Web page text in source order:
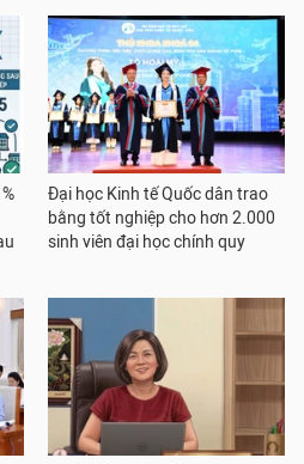
Đại học Kinh tế Quốc dân trao
bằng tốt nghiệp cho hơn 2.000
sinh viên đại học chính quy